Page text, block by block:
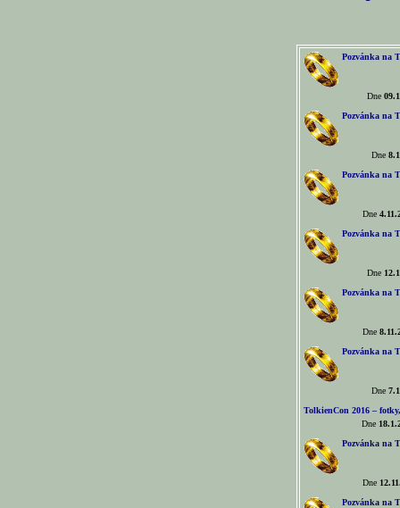
Pozvánka na
Dne
Pozvánka na
Dne
Pozvánka na
Dne
Pozvánka na
Dne
Pozvánka na
Dne
Pozvánka na
Dne
TolkienCon 2016 –
Dne
Pozvánka na
Dne
Pozvánka na